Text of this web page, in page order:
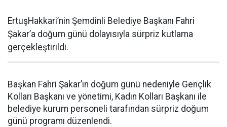
ErtuşHakkari’nin Şemdinli Belediye Başkanı Fahri
Şakar’a doğum günü dolayısıyla sürpriz kutlama
gerçekleştirildi.
Başkan Fahri Şakar’ın doğum günü nedeniyle Gençlik
Kolları Başkanı ve yönetimi, Kadın Kolları Başkanı ile
belediye kurum personeli tarafından sürpriz doğum
günü programı düzenlendi.